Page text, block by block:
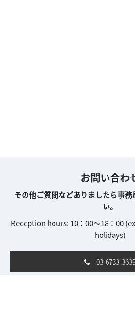
お問い合わ
その他ご質問などありましたら事
い。
Reception hours: 10：00～18：00
holidays)
03-6733-3639